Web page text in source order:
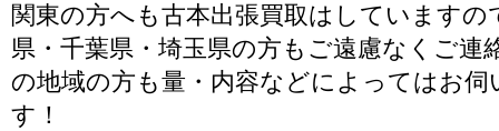
関東の方へも古本出張買取はしていますの
県・千葉県・埼玉県の方もご遠慮なくご連
の地域の方も量・内容などによってはお
す！